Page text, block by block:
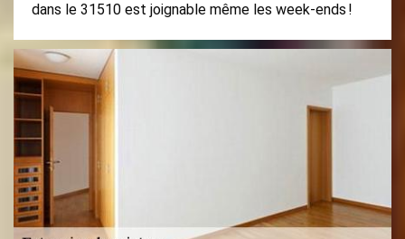
dans le 31510 est joignable même les week-ends !